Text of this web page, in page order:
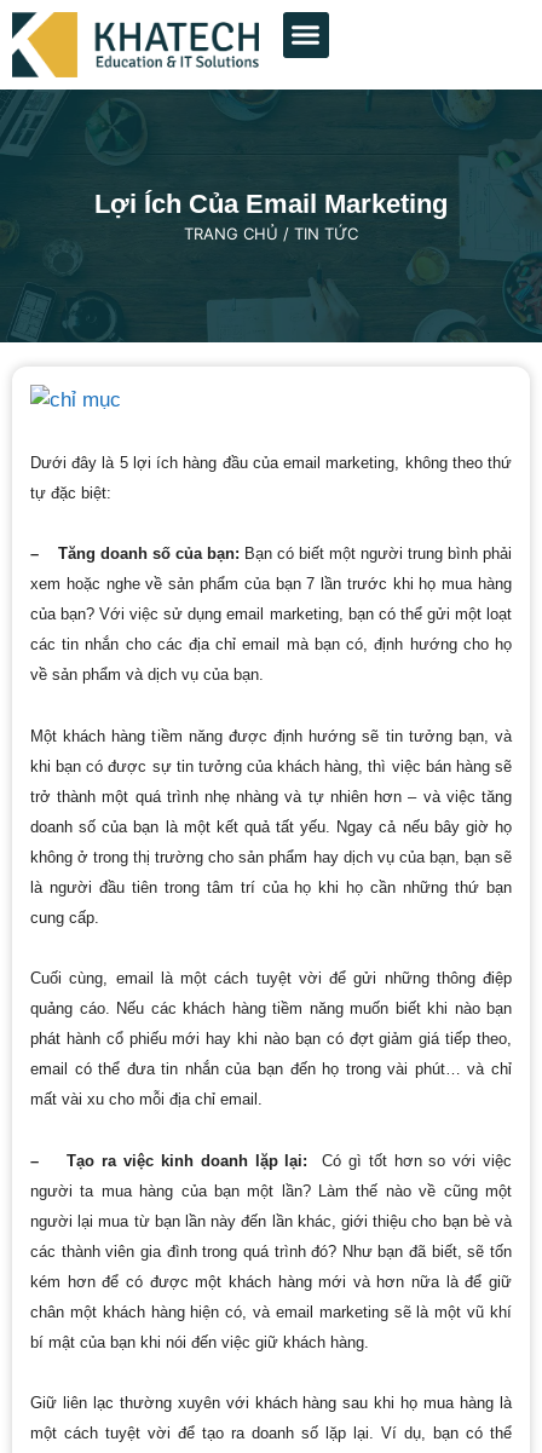
Lợi Ích Của Email Marketing
TRANG CHỦ / TIN TỨC
Dưới đây là 5 lợi ích hàng đầu của email marketing, không theo thứ
tự đặc biệt:
– Tăng doanh số của bạn: Bạn có biết một người trung bình phải
xem hoặc nghe về sản phẩm của bạn 7 lần trước khi họ mua hàng
của bạn? Với việc sử dụng email marketing, bạn có thể gửi một loạt
các tin nhắn cho các địa chỉ email mà bạn có, định hướng cho họ
về sản phẩm và dịch vụ của bạn.
Một khách hàng tiềm năng được định hướng sẽ tin tưởng bạn, và
khi bạn có được sự tin tưởng của khách hàng, thì việc bán hàng sẽ
trở thành một quá trình nhẹ nhàng và tự nhiên hơn – và việc tăng
doanh số của bạn là một kết quả tất yếu. Ngay cả nếu bây giờ họ
không ở trong thị trường cho sản phẩm hay dịch vụ của bạn, bạn sẽ
là người đầu tiên trong tâm trí của họ khi họ cần những thứ bạn
cung cấp.
Cuối cùng, email là một cách tuyệt vời để gửi những thông điệp
quảng cáo. Nếu các khách hàng tiềm năng muốn biết khi nào bạn
phát hành cổ phiếu mới hay khi nào bạn có đợt giảm giá tiếp theo,
email có thể đưa tin nhắn của bạn đến họ trong vài phút… và chỉ
mất vài xu cho mỗi địa chỉ email.
– Tạo ra việc kinh doanh lặp lại:
Có gì tốt hơn so với việc
người ta mua hàng của bạn một lần? Làm thế nào về cũng một
người lại mua từ bạn lần này đến lần khác, giới thiệu cho bạn bè và
các thành viên gia đình trong quá trình đó? Như bạn đã biết, sẽ tốn
kém hơn để có được một khách hàng mới và hơn nữa là để giữ
chân một khách hàng hiện có, và email marketing sẽ là một vũ khí
bí mật của bạn khi nói đến việc giữ khách hàng.
Giữ liên lạc thường xuyên với khách hàng sau khi họ mua hàng là
một cách tuyệt vời để tạo ra doanh số lặp lại. Ví dụ, bạn có thể